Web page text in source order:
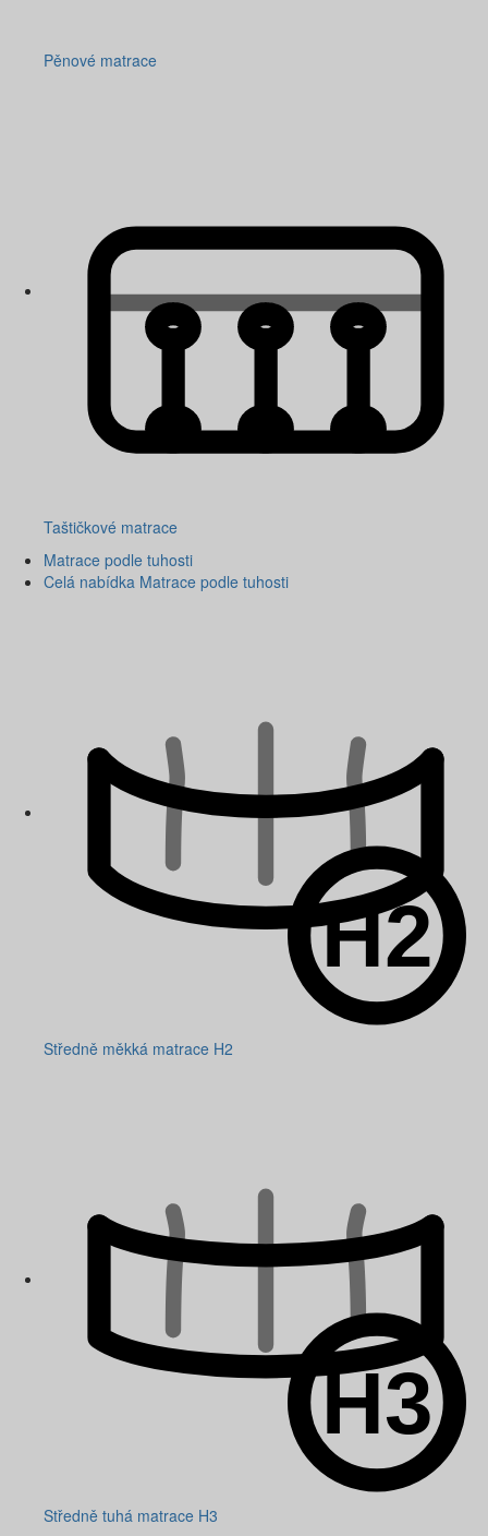
Pěnové matrace
Taštičkové matrace
Matrace podle tuhosti
Celá nabídka Matrace podle tuhosti
Středně měkká matrace H2
Středně tuhá matrace H3